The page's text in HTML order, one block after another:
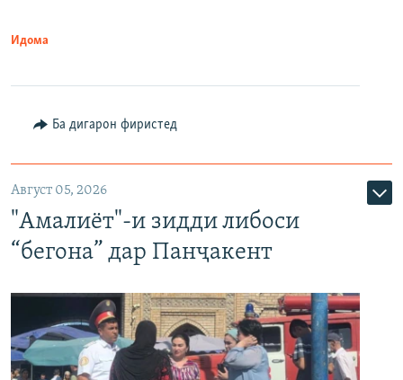
Идома
Ба дигарон фиристед
Август 05, 2026
"Амалиёт"-и зидди либоси
“бегона” дар Панҷакент